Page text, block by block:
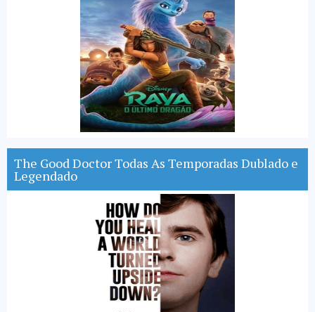
The Good Doctor Todas As Temporadas Dublado e
Legendado